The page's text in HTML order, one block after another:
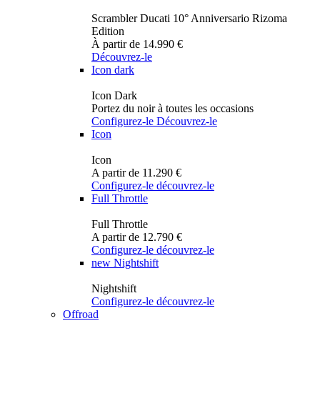
Scrambler Ducati 10° Anniversario Rizoma
Edition
À partir de 14.990 €
Découvrez-le
Icon dark
Icon Dark
Portez du noir à toutes les occasions
Configurez-le Découvrez-le
Icon
Icon
A partir de 11.290 €
Configurez-le découvrez-le
Full Throttle
Full Throttle
A partir de 12.790 €
Configurez-le découvrez-le
new Nightshift
Nightshift
Configurez-le découvrez-le
Offroad